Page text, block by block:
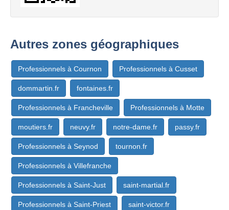
Autres zones géographiques
Professionnels à Cournon Professionnels à Cusset
dommartin.fr fontaines.fr
Professionnels à Francheville Professionnels à Motte
moutiers.fr neuvy.fr notre-dame.fr passy.fr
Professionnels à Seynod tournon.fr
Professionnels à Villefranche
Professionnels à Saint-Just saint-martial.fr
Professionnels à Saint-Priest saint-victor.fr